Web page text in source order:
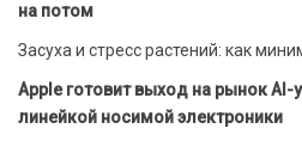
на потом
Засуха и стресс растений: как
Apple готовит выход на рынок AI-
линейкой носимой электроники